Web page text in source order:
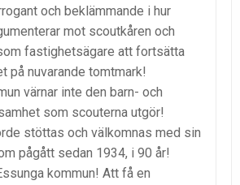
och beklämmande i hur
mot scoutkåren och
fastighetsägare att fortsätta
på nuvarande tomtmark!
värnar inte den barn- och
som scouterna utgör!
stöttas och välkomnas med sin
pågått sedan 1934, i 90 år!
kommun! Att få en